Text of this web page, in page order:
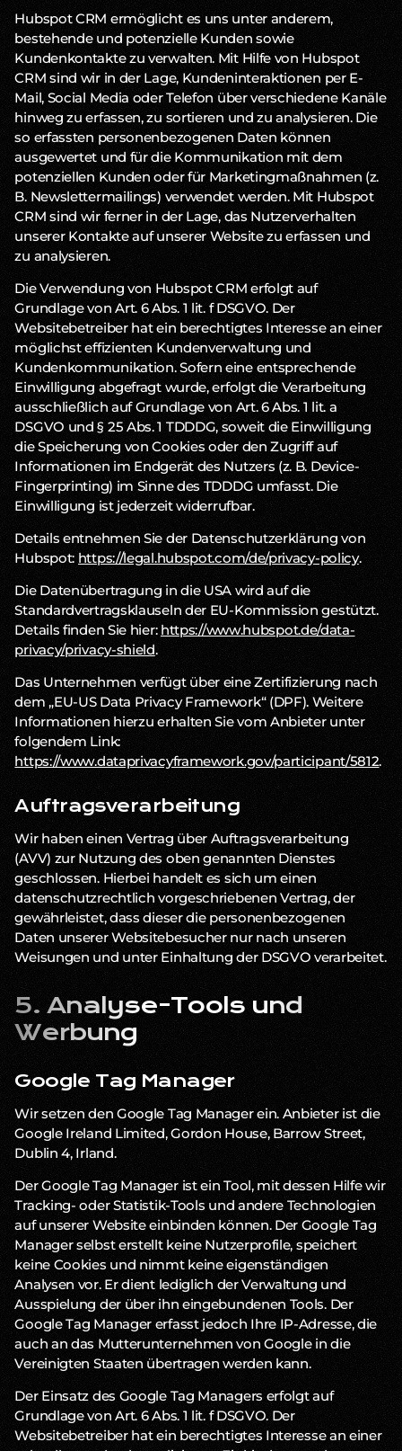
Hubspot CRM ermöglicht es uns unter anderem,
bestehende und potenzielle Kunden sowie
Kundenkontakte zu verwalten. Mit Hilfe von Hubspot
CRM sind wir in der Lage, Kundeninteraktionen per E-
Mail, Social Media oder Telefon über verschiedene Kanäle
hinweg zu erfassen, zu sortieren und zu analysieren. Die
so erfassten personenbezogenen Daten können
ausgewertet und für die Kommunikation mit dem
potenziellen Kunden oder für Marketingmaßnahmen (z.
B. Newslettermailings) verwendet werden. Mit Hubspot
CRM sind wir ferner in der Lage, das Nutzerverhalten
unserer Kontakte auf unserer Website zu erfassen und
zu analysieren.
Die Verwendung von Hubspot CRM erfolgt auf
Grundlage von Art. 6 Abs. 1 lit. f DSGVO. Der
Websitebetreiber hat ein berechtigtes Interesse an einer
möglichst effizienten Kundenverwaltung und
Kundenkommunikation. Sofern eine entsprechende
Einwilligung abgefragt wurde, erfolgt die Verarbeitung
ausschließlich auf Grundlage von Art. 6 Abs. 1 lit. a
DSGVO und § 25 Abs. 1 TDDDG, soweit die Einwilligung
die Speicherung von Cookies oder den Zugriff auf
Informationen im Endgerät des Nutzers (z. B. Device-
Fingerprinting) im Sinne des TDDDG umfasst. Die
Einwilligung ist jederzeit widerrufbar.
Details entnehmen Sie der Datenschutzerklärung von
Hubspot: https://legal.hubspot.com/de/privacy-policy.
Die Datenübertragung in die USA wird auf die
Standardvertragsklauseln der EU-Kommission gestützt.
Details finden Sie hier: https://www.hubspot.de/data-
privacy/privacy-shield.
Das Unternehmen verfügt über eine Zertifizierung nach
dem „EU-US Data Privacy Framework“ (DPF). Weitere
Informationen hierzu erhalten Sie vom Anbieter unter
folgendem Link:
https://www.dataprivacyframework.gov/participant/5812.
Auftragsverarbeitung
Wir haben einen Vertrag über Auftragsverarbeitung
(AVV) zur Nutzung des oben genannten Dienstes
geschlossen. Hierbei handelt es sich um einen
datenschutzrechtlich vorgeschriebenen Vertrag, der
gewährleistet, dass dieser die personenbezogenen
Daten unserer Websitebesucher nur nach unseren
Weisungen und unter Einhaltung der DSGVO verarbeitet.
5. Analyse-Tools und
Werbung
Google Tag Manager
Wir setzen den Google Tag Manager ein. Anbieter ist die
Google Ireland Limited, Gordon House, Barrow Street,
Dublin 4, Irland.
Der Google Tag Manager ist ein Tool, mit dessen Hilfe wir
Tracking- oder Statistik-Tools und andere Technologien
auf unserer Website einbinden können. Der Google Tag
Manager selbst erstellt keine Nutzerprofile, speichert
keine Cookies und nimmt keine eigenständigen
Analysen vor. Er dient lediglich der Verwaltung und
Ausspielung der über ihn eingebundenen Tools. Der
Google Tag Manager erfasst jedoch Ihre IP-Adresse, die
auch an das Mutterunternehmen von Google in die
Vereinigten Staaten übertragen werden kann.
Der Einsatz des Google Tag Managers erfolgt auf
Grundlage von Art. 6 Abs. 1 lit. f DSGVO. Der
Websitebetreiber hat ein berechtigtes Interesse an einer